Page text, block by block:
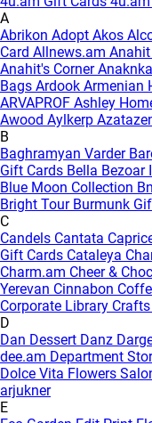
A
Abrikon Adopt Akos
Card Allnews.am
Anahit's Corner
Bags Ardook Armenian
ARVAPROF Ashley
Awood Aylkerp
B
Baghramyan Varder
Gift Cards Bella Bezoar
Blue Moon Collection
Bright Tour Burmunk
C
Candels Cantata
Gift Cards Cataleya
Charm.am Cheer &
Yerevan Cinnabon
Corporate Library
D
Dan Dessert Danz
dee.am Department
Dolce Vita Flowers
arjukner
E